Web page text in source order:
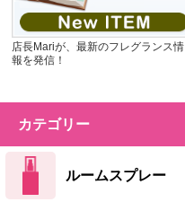
店長Mariが、最新のフレグランス情
報を発信！
カテゴリー
ルームスプレー